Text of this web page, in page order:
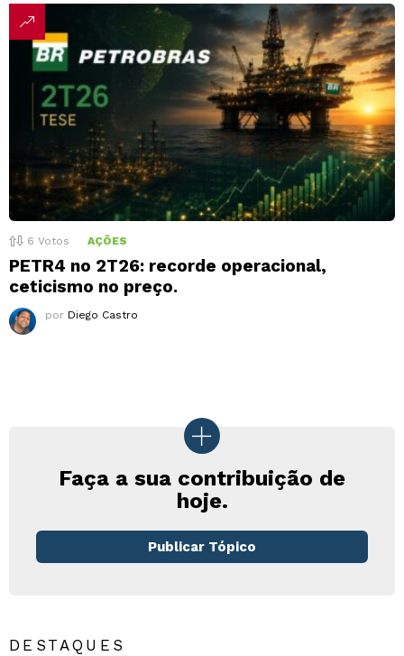
6 Votos AÇÕES
PETR4 no 2T26: recorde operacional,
ceticismo no preço.
por Diego Castro
Faça a sua contribuição de
hoje.
Publicar Tópico
DESTAQUES